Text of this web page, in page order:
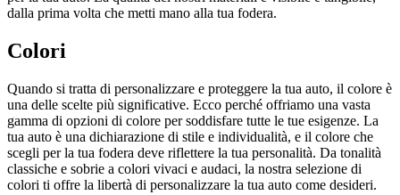
dalla prima volta che metti mano alla tua fodera.
Colori
Quando si tratta di personalizzare e proteggere la tua auto, il colore è
una delle scelte più significative. Ecco perché offriamo una vasta
gamma di opzioni di colore per soddisfare tutte le tue esigenze. La
tua auto è una dichiarazione di stile e individualità, e il colore che
scegli per la tua fodera deve riflettere la tua personalità. Da tonalità
classiche e sobrie a colori vivaci e audaci, la nostra selezione di
colori ti offre la libertà di personalizzare la tua auto come desideri.